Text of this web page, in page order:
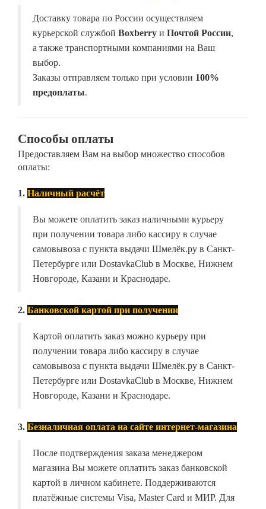
Доставку товара по России осуществляем
курьерской службой Boxberry и Почтой России,
а также транспортными компаниями на Ваш
выбор.
Заказы отправляем только при условии 100%
предоплаты.
Способы оплаты
Предоставляем Вам на выбор множество способов
оплаты:
1. Наличный расчёт
Вы можете оплатить заказ наличными курьеру
при получении товара либо кассиру в случае
самовывоза с пункта выдачи Шмелёк.ру в Санкт-
Петербурге или DostavkaClub в Москве, Нижнем
Новгороде, Казани и Краснодаре.
2. Банковской картой при получении
Картой оплатить заказ можно курьеру при
получении товара либо кассиру в случае
самовывоза с пункта выдачи Шмелёк.ру в Санкт-
Петербурге или DostavkaClub в Москве, Нижнем
Новгороде, Казани и Краснодаре.
3. Безналичная оплата на сайте интернет-магазина
После подтверждения заказа менеджером
магазина Вы можете оплатить заказ банковской
картой в личном кабинете. Поддерживаются
платёжные системы Visa, Master Card и МИР. Для